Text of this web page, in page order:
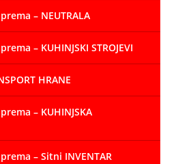
– NEUTRALA
– KUHINJSKI STROJEVI
HRANE
– KUHINJSKA
– Sitni INVENTAR